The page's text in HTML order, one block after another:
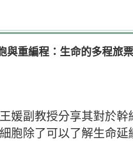
與重編程：生命的多程旅票
媛副教授分享其對於
胞除了可以了解生命